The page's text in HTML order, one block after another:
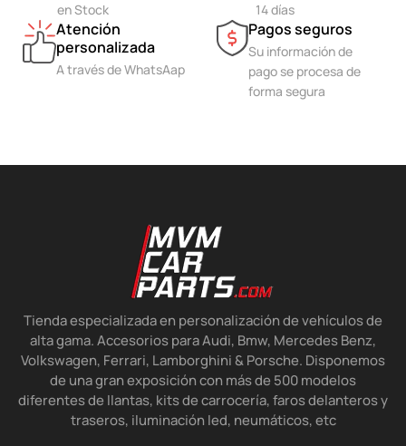
en Stock
14 días
Atención
personalizada
A través de WhatsAap
Pagos seguros
Su información de
pago se procesa de
forma segura
Tienda especializada en personalización de vehículos de
alta gama. Accesorios para Audi, Bmw, Mercedes Benz,
Volkswagen, Ferrari, Lamborghini & Porsche. Disponemos
de una gran exposición con más de 500 modelos
diferentes de llantas, kits de carrocería, faros delanteros y
traseros, iluminación led, neumáticos, etc